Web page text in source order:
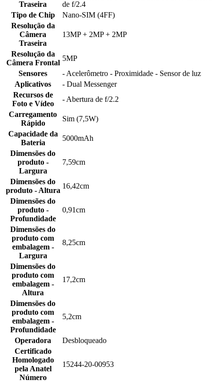
Traseira
de f/2.4
Tipo de Chip
Nano-SIM (4FF)
Resolução da
Câmera
Traseira
13MP + 2MP + 2MP
Resolução da
Câmera Frontal
5MP
Sensores
- Acelerômetro - Proximidade - Sensor de luz
Aplicativos
- Dual Messenger
Recursos de
Foto e Vídeo
- Abertura de f/2.2
Carregamento
Rápido
Sim (7,5W)
Capacidade da
Bateria
5000mAh
Dimensões do
produto -
Largura
7,59cm
Dimensões do
produto - Altura
16,42cm
Dimensões do
produto -
Profundidade
0,91cm
Dimensões do
produto com
embalagem -
Largura
8,25cm
Dimensões do
produto com
embalagem -
Altura
17,2cm
Dimensões do
produto com
embalagem -
Profundidade
5,2cm
Operadora
Desbloqueado
Certificado
Homologado
pela Anatel
Número
15244-20-00953